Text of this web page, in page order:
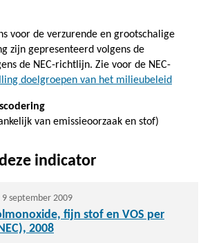
voor de verzurende en grootschalige
zijn gepresenteerd volgens de
de NEC-richtlijn. Zie voor de NEC-
doelgroepen van het milieubeleid
van emissieoorzaak en stof)
indicator
9 september 2009
fijn stof en VOS per
2008